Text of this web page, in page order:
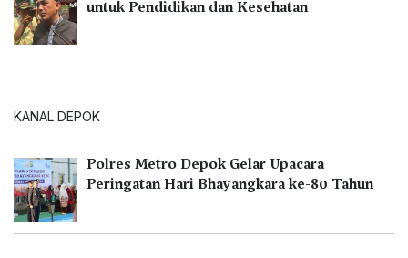
untuk Pendidikan dan Kesehatan
KANAL DEPOK
Polres Metro Depok Gelar Upacara
Peringatan Hari Bhayangkara ke-80 Tahun